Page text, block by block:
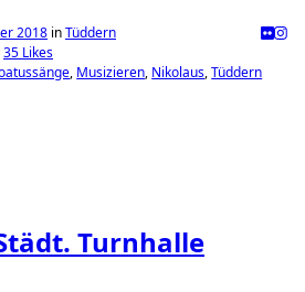
2018 inTüddern
35 Likes
Musizieren Nikolaus Tüddern
Turnhalle